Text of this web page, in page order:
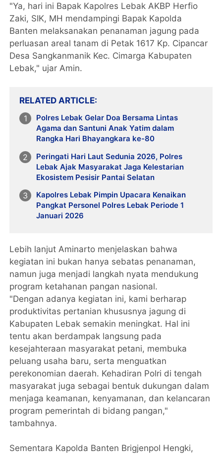
"Ya, hari ini Bapak Kapolres Lebak AKBP Herfio
Zaki, SIK, MH mendampingi Bapak Kapolda
Banten melaksanakan penanaman jagung pada
perluasan areal tanam di Petak 1617 Kp. Cipancar
Desa Sangkanmanik Kec. Cimarga Kabupaten
Lebak," ujar Amin.
RELATED ARTICLE
Polres Lebak Gelar Doa Bersama Lintas
Agama dan Santuni Anak Yatim dalam
Rangka Hari Bhayangkara ke-80
Peringati Hari Laut Sedunia 2026, Polres
Lebak Ajak Masyarakat Jaga Kelestarian
Ekosistem Pesisir Pantai Selatan
Kapolres Lebak Pimpin Upacara Kenaikan
Pangkat Personel Polres Lebak Periode 1
Januari 2026
Lebih lanjut Aminarto menjelaskan bahwa
kegiatan ini bukan hanya sebatas penanaman,
namun juga menjadi langkah nyata mendukung
program ketahanan pangan nasional.
"Dengan adanya kegiatan ini, kami berharap
produktivitas pertanian khususnya jagung di
Kabupaten Lebak semakin meningkat. Hal ini
tentu akan berdampak langsung pada
kesejahteraan masyarakat petani, membuka
peluang usaha baru, serta menguatkan
perekonomian daerah. Kehadiran Polri di tengah
masyarakat juga sebagai bentuk dukungan dalam
menjaga keamanan, kenyamanan, dan kelancaran
program pemerintah di bidang pangan,"
tambahnya.
Sementara Kapolda Banten Brigjenpol Hengki,